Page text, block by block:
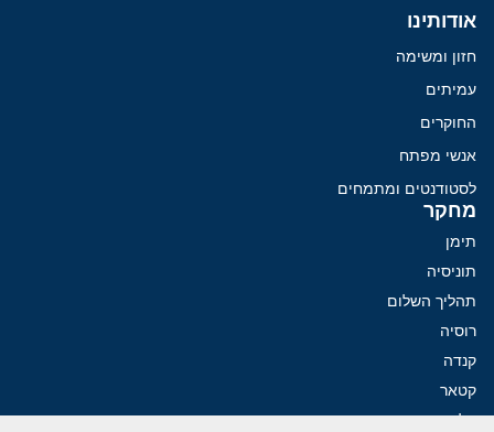
אודותינו
חזון ומשימה
עמיתים
החוקרים
אנשי מפתח
לסטודנטים ומתמחים
מחקר
תימן
תוניסיה
תהליך השלום
רוסיה
קנדה
קטאר
פלסטינים